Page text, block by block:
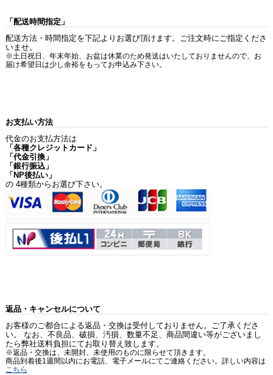
「配送時間指定」
配送方法・時間指定を下記よりお選び頂けます。ご注文時にご指定くださ
いませ。
※土日祝日、年末年始、お盆は休業のため発送はいたしておりませんので、お
届け希望日は少し余裕をもってお申込み下さい。
お支払い方法
代金のお支払方法は
「各種クレジットカード」
「代金引換」
「銀行振込」
「NP後払い」
の 4種類からお選び下さい。
返品・キャンセルについて
お客様のご都合による返品・交換は受付しておりません。ご了承くださ
い。 なお、不良品、破損、汚損、数量不足、商品間違い等がございまし
たら弊社送料負担にてお取り替え致します。
※返品・交換は、未開封、未使用のものに限らせて頂きます。
商品到着後1週間以内にお電話、電子メールにてご連絡ください。詳しい内容は
こちら